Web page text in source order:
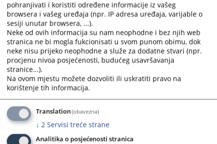
Press
the
question
mark
key
to
get
the
keyboard
shortcuts
for
changing
dates.
Press
the
question
mark
key
to
the
keyboard
shortcuts
for
changing
pohranjivati i koristiti određene informacije iz vašeg
browsera i vašeg uređaja (npr. IP adresa uređaja, varijable o
sesiji unutar browsera, ...).
Neke od ovih informacija su nam neophodne i bez njih web
stranica ne bi mogla fukcionisati u svom punom obimu, dok
neke nisu prijeko neophodne a služe za dodatne stvari (npr.
procjenu nivoa posjećenosti, budućeg usavršavanja
stranice...).
Na ovom mjestu možete dozvoliti ili uskratiti pravo na
korištenje tih informacija.
Translation(obavezna)
↓ 2 Servisi treće strane
Analitika o posjećenosti stranica